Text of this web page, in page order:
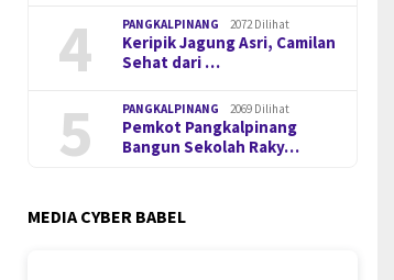
4 PANGKALPINANG 2072 Dilihat
Keripik Jagung Asri, Camilan
Sehat dari …
5 PANGKALPINANG 2069 Dilihat
Pemkot Pangkalpinang
Bangun Sekolah Raky…
MEDIA CYBER BABEL